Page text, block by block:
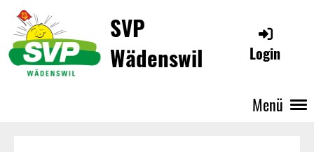
SVP
Wädenswil
Login
Menü